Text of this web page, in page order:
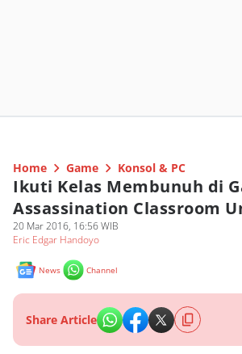
Home Game Konsol & PC
Ikuti Kelas Membunuh di
Assassination Classroom
20 Mar 2016, 16:56 WIB
Eric Edgar Handoyo
News Channel
Share Article